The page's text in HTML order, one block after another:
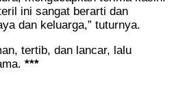
ini sangat berarti dan
dan keluarga,” tuturnya.
tertib, dan lancar, lalu
***